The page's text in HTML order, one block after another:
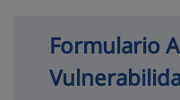
Formulario